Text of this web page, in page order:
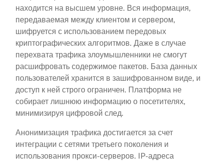
находится на высшем уровне. Вся информация,
передаваемая между клиентом и сервером,
шифруется с использованием передовых
криптографических алгоритмов. Даже в случае
перехвата трафика злоумышленники не смогут
расшифровать содержимое пакетов. База данных
пользователей хранится в зашифрованном виде, и
доступ к ней строго ограничен. Платформа не
собирает лишнюю информацию о посетителях,
минимизируя цифровой след.
Анонимизация трафика достигается за счет
интеграции с сетями третьего поколения и
использования прокси-серверов. IP-адреса